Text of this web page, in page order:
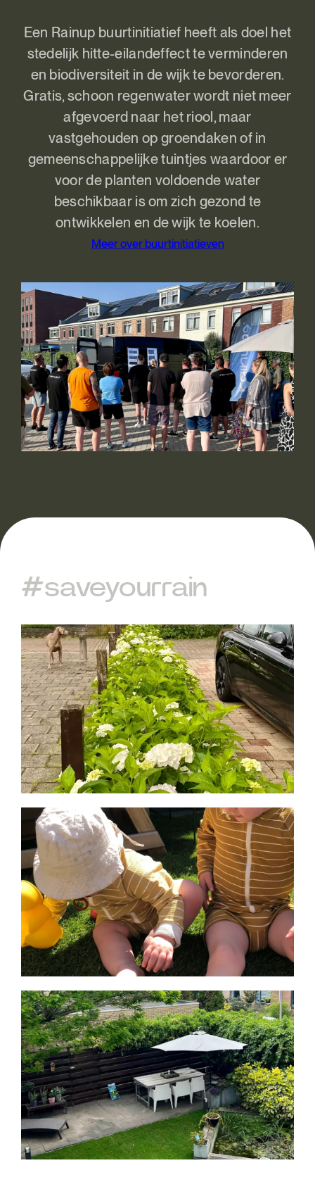
Een Rainup buurtinitiatief heeft als doel het
stedelijk hitte-eilandeffect te verminderen
en biodiversiteit in de wijk te bevorderen.
Gratis, schoon regenwater wordt niet meer
afgevoerd naar het riool, maar
vastgehouden op groendaken of in
gemeenschappelijke tuintjes waardoor er
voor de planten voldoende water
beschikbaar is om zich gezond te
ontwikkelen en de wijk te koelen.
Meer over buurtinitiatieven
#saveyourrain